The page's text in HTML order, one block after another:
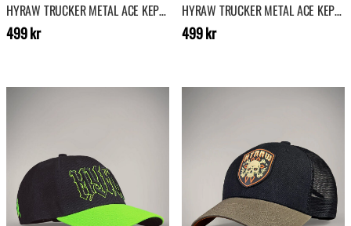
HYRAW TRUCKER METAL ACE KEPS - BRUN
Pris:499 kr
499 kr
HYRAW TRUCKER METAL ACE KEPS - SVART
Pris:499 kr
499 kr